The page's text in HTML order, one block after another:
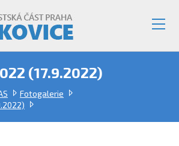
(17.9.2022)
Fotogalerie